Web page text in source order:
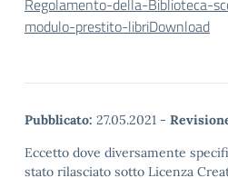
Regolamento-della-Biblioteca-
modulo-prestito-libriDownload
Pubblicato: 27.05.2021 -
Eccetto dove diversamente
stato rilasciato sotto Licenza